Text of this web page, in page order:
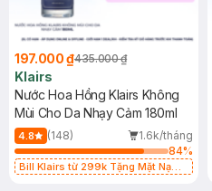
197.000 ₫435.000 ₫
Klairs
Nước Hoa Hồng Klairs Không
Mùi Cho Da Nhạy Cảm 180ml
4.8 (148)
1.6k/tháng
84%
Bill Klairs từ 299k Tặng Mặt Nạ